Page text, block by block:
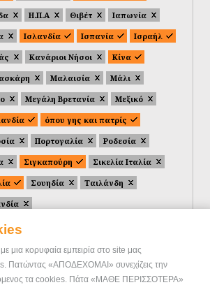
μια κορυφαία εμπειρία στο site μας
Πατώντας «ΑΠΟΔΕΧΟΜΑΙ» συνεχίζεις την
τα cookies. Πάτα «ΜΑΘΕ ΠΕΡΙΣΣΟΤΕΡΑ»
Η.Π.Α Θιβέτ
Ιαπωνία
Ισλανδία Ισπανία
Ισραήλ
Κανάριοι Νήσοι
Κίνα
Μαλαισία
Μάλι
Μεγάλη Βρετανία
Μεξικό
όπου γης και πατρίς
Πορτογαλία
Ροδεσία
Σιγκαπούρη
Σικελία Ιταλία
Σουηδία
Ταιλάνδη